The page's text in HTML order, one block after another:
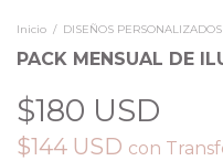
Inicio / DISEÑOS PERSONALIZADOS
PACK MENSUAL DE
$180 USD
$144 USD con